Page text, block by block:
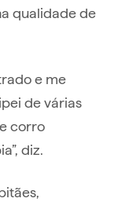
qualidade de
e me
de várias
corro
diz.